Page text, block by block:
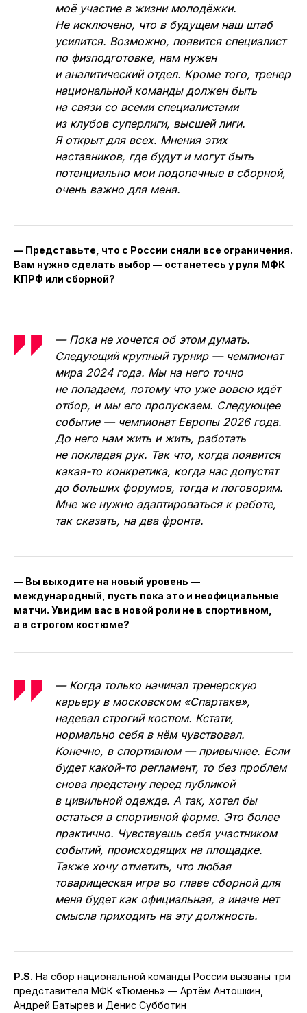
моё участие в жизни молодёжки.
Не исключено, что в будущем наш штаб
усилится. Возможно, появится специалист
по физподготовке, нам нужен
и аналитический отдел. Кроме того, тренер
национальной команды должен быть
на связи со всеми специалистами
из клубов суперлиги, высшей лиги.
Я открыт для всех. Мнения этих
наставников, где будут и могут быть
потенциально мои подопечные в сборной,
очень важно для меня.
— Представьте, что с России сняли все ограничения.
Вам нужно сделать выбор — останетесь у руля МФК
КПРФ или сборной?
— Пока не хочется об этом думать.
Следующий крупный турнир — чемпионат
мира 2024 года. Мы на него точно
не попадаем, потому что уже вовсю идёт
отбор, и мы его пропускаем. Следующее
событие — чемпионат Европы 2026 года.
До него нам жить и жить, работать
не покладая рук. Так что, когда появится
какая-то конкретика, когда нас допустят
до больших форумов, тогда и поговорим.
Мне же нужно адаптироваться к работе,
так сказать, на два фронта.
— Вы выходите на новый уровень —
международный, пусть пока это и неофициальные
матчи. Увидим вас в новой роли не в спортивном,
а в строгом костюме?
— Когда только начинал тренерскую
карьеру в московском «Спартаке»,
надевал строгий костюм. Кстати,
нормально себя в нём чувствовал.
Конечно, в спортивном — привычнее. Если
будет какой-то регламент, то без проблем
снова предстану перед публикой
в цивильной одежде. А так, хотел бы
остаться в спортивной форме. Это более
практично. Чувствуешь себя участником
событий, происходящих на площадке.
Также хочу отметить, что любая
товарищеская игра во главе сборной для
меня будет как официальная, а иначе нет
смысла приходить на эту должность.
P.S. На сбор национальной команды России вызваны три
представителя МФК «Тюмень» — Артём Антошкин,
Андрей Батырев и Денис Субботин